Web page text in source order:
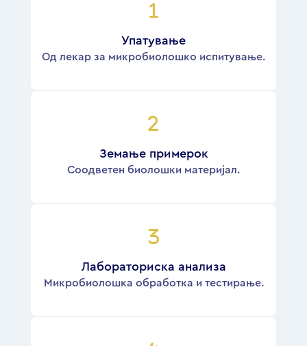
Упатување
Од лекар за микробиолошко испитување.
Земање примерок
Соодветен биолошки материјал.
Лабораториска анализа
Микробиолошка обработка и тестирање.